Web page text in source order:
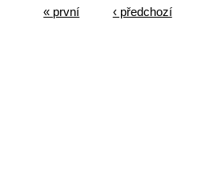
« první ‹ předchozí